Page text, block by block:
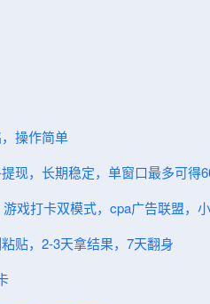
操作简单
现，长期稳定，单窗口最多可得
戏打卡双模式，cpa广告联盟，
贴，2-3天拿结果，7天翻身